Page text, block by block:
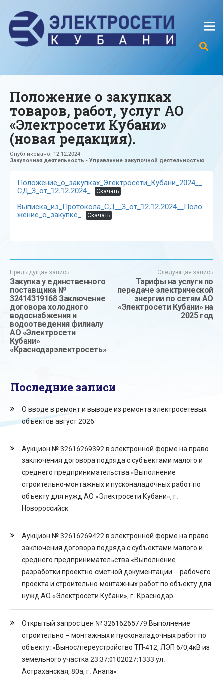
Положение о закупках
товаров, работ, услуг АО
«Электросети Кубани»
(новая редакция).
Опубликовано: 12.12.2024
Закупочная деятельность • Управление закупочной деятельностью
Положение_о_закупках_Электросети_Кубани_2024__
СД_3_от_12.12.2024_
Скачать
Выписка_из_Протокола_СД__3_от_12.12.2024__Поло
жение_о_закупке_
Скачать
Предыдущая запись
Закупка у единственного
поставщика №
32414319168 Заключение
договора холодного
водоснабжения и
водоотведения филиалу
АО «Электросети
Кубани»
«Краснодарэлектросеть»
Следующая запись
Тарифы на услуги по
передаче электрической
энергии по сетям АО
«Электросети Кубани» на
2025 год
Последние записи
О вводе в ремонт и выводе из ремонта электросетевых
объектов август 2026
Аукцион № 32616269392 в электронной форме на право
заключения договора подряда с субъектами малого и
среднего предпринимательства «Выполнение
строительно-монтажных и пусконаладочных работ по
объекту для нужд АО «Электросети Кубани», г.
Новороссийск
Аукцион № 32616269422 в электронной форме на право
заключения договора подряда с субъектами малого и
среднего предпринимательства «Выполнение
разработки проектно-сметной документации – рабочего
проекта и строительно-монтажных работ по объекту для
нужд АО «Электросети Кубани», г. Краснодар
Открытый запрос цен № 32616265779 Выполнение
строительно – монтажных и пусконаладочных работ по
объекту: «Вынос/переустройство ТП-412, ЛЭП 6/0,4кВ из
земельного участка 23:37:0102027:1333 ул.
Астраханская, 80а, г. Анапа»